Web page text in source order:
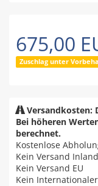
675,00
Zuschlag unter
Versandkosten:
Bei höheren
berechnet.
Kostenlose
Kein Versand Inland
Kein Versand EU
Kein